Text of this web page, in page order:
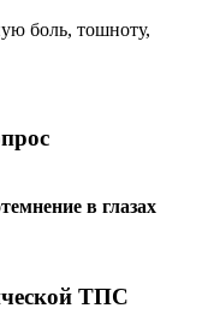
боль, тошноту,
в глазах
ТПС